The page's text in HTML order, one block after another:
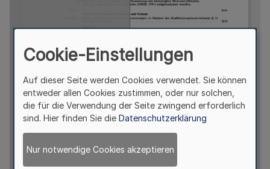
Cookie-Einstellungen
Auf dieser Seite werden Cookies verwendet. Sie können
entweder allen Cookies zustimmen, oder nur solchen,
die für die Verwendung der Seite zwingend erforderlich
sind. Hier finden Sie die Datenschutzerklärung
Nur notwendige Cookies akzeptieren